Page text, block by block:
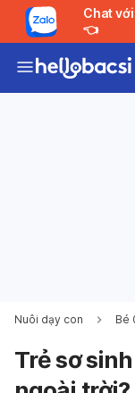
Chat với Bác sĩ
👈
Nuôi dạy con Bé
Trẻ sơ